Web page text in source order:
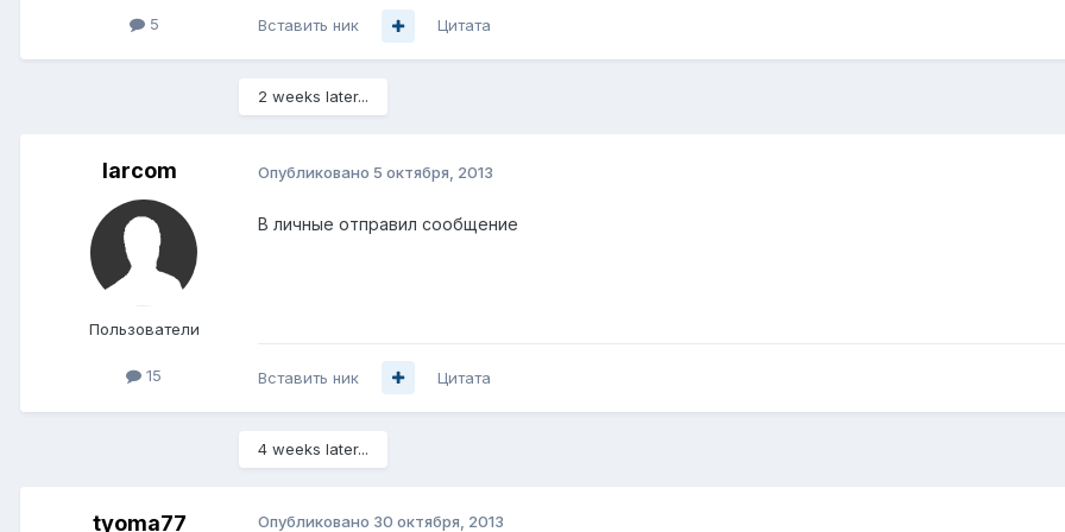
5 Вставить ник Цитата
2 weeks later...
larcom
Пользователи
15
Опубликовано 5 октября, 2013
В личные отправил сообщение
Вставить ник Цитата
4 weeks later...
tyoma77 Опубликовано 30 октября, 2013